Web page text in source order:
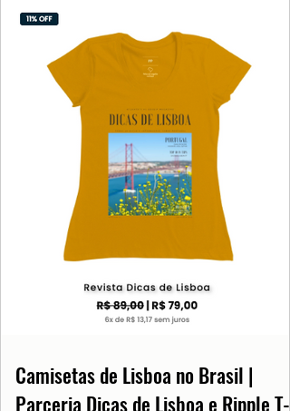
Camisetas de Lisboa no Brasil |
Parceria Dicas de Lisboa e Ripple T-